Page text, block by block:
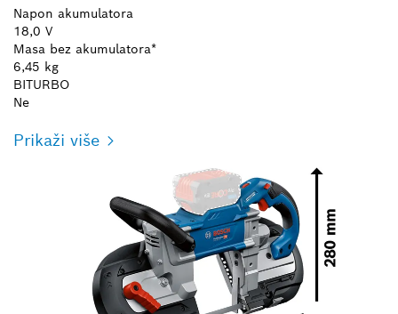
Napon akumulatora
18,0 V
Masa bez akumulatora*
6,45 kg
BITURBO
Ne
Prikaži više